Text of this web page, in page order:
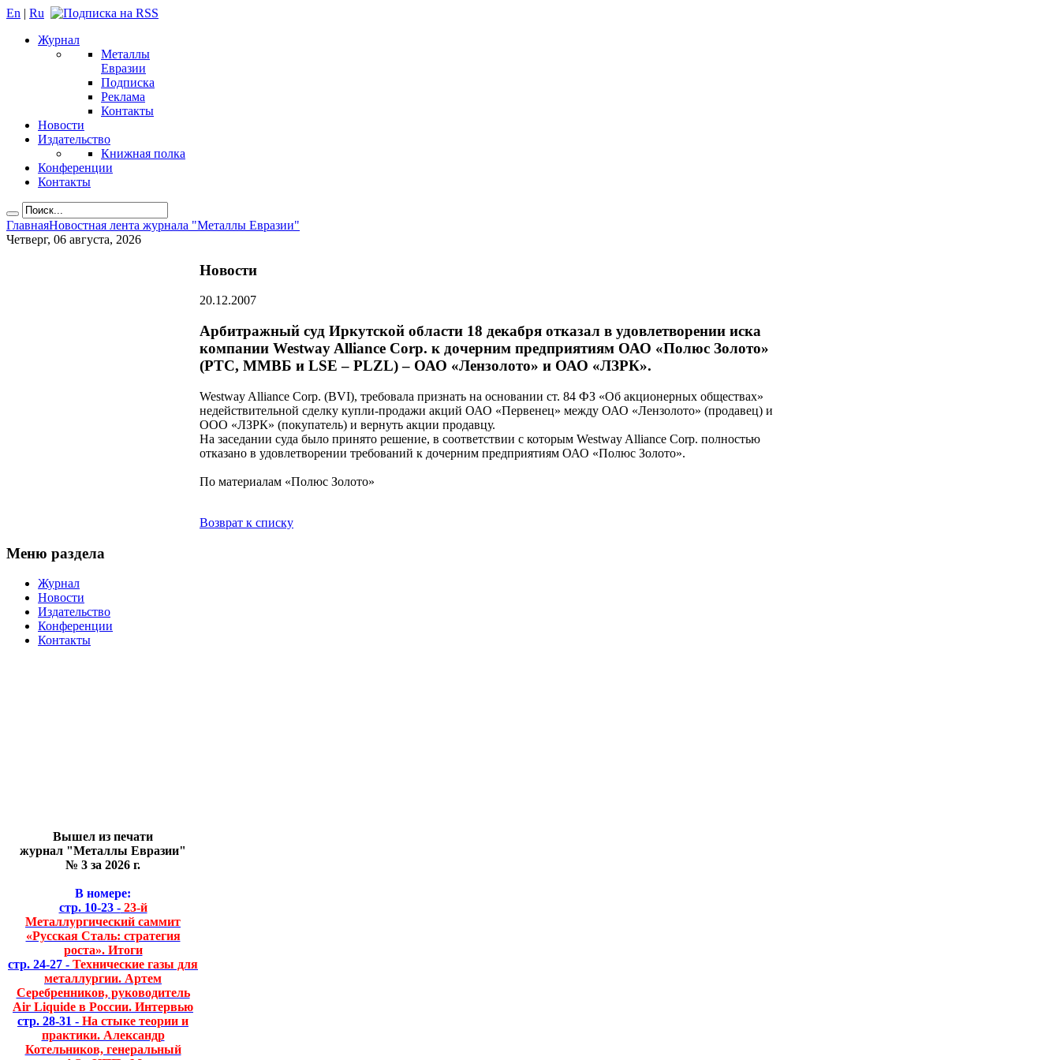
En | Ru
Журнал
Металлы
Евразии
Подписка
Реклама
Контакты
Новости
Издательство
Книжная полка
Конференции
Контакты
ГлавнаяНовостная лента журнала "Металлы Евразии"
Четверг, 06 августа, 2026
Новости
20.12.2007
Арбитражный суд Иркутской области 18 декабря отказал в удовлетворении иска
компании Westway Alliance Corp. к дочерним предприятиям ОАО «Полюс Золото»
(РТС, ММВБ и LSE – PLZL) – ОАО «Лензолото» и ОАО «ЛЗРК».
Westway Alliance Corp. (BVI), требовала признать на основании ст. 84 ФЗ «Об акционерных обществах»
недействительной сделку купли-продажи акций ОАО «Первенец» между ОАО «Лензолото» (продавец) и
ООО «ЛЗРК» (покупатель) и вернуть акции продавцу.
На заседании суда было принято решение, в соответствии с которым Westway Alliance Corp. полностью
отказано в удовлетворении требований к дочерним предприятиям ОАО «Полюс Золото».
По материалам «Полюс Золото»
Возврат к списку
Меню раздела
Журнал
Новости
Издательство
Конференции
Контакты
Вышел из печати
журнал "Металлы Евразии"
№ 3 за 2026 г.
В номере:
стр. 10-23 -23-й
Металлургический саммит
«Русская Сталь: стратегия
роста». Итоги
стр. 24-27 - Технические газы для
металлургии. Артем
Серебренников, руководитель
Air Liquide в России. Интервью
стр. 28-31 - На стыке теории и
практики. Александр
Котельников, генеральный